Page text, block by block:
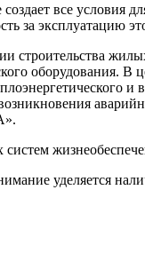
все условия
эксплуатацию
оборудования.
уделяется